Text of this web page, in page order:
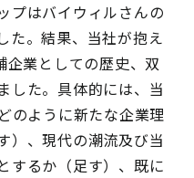
プはバイウィルさんの
た。結果、当社が抱え
業としての歴史、双
した。具体的には、当
のように新たな企業理
）、現代の潮流及び当
するか（足す）、既に